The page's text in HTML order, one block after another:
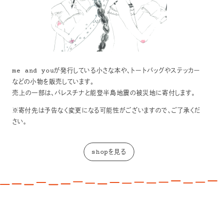
me and youが発行している小さな本や、トートバッグやステッカー
などの小物を販売しています。
売上の一部は、パレスチナと能登半島地震の被災地に寄付します。
※寄付先は予告なく変更になる可能性がございますので、ご了承くだ
さい。
shopを見る